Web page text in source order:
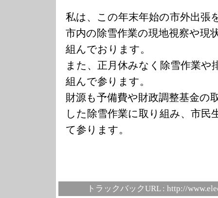
私は、この年末年始の市外出張
市内の除雪作業の現地視察や現
組んでおります。
また、正月休みなく除雪作業や
組んで参ります。
財源も予備費や財政調整基金の
した除雪作業に取り組み、市民
て参ります。
トラックバックURL : http://